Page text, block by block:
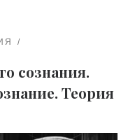
сознания.
Теория